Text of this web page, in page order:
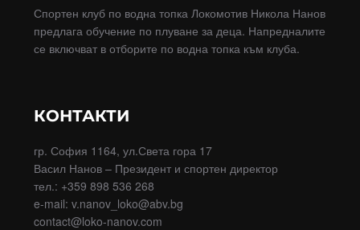
Спортен клуб по водна топка Локомотив Никола Нанов
предлага обучение по плуване за деца. Напредналите
се включват в отборите по водна топка към клуба.
КОНТАКТИ
гр. София 1164, ул.Света гора 17
Васил Нанов – Президент и спортен директор
тел.: +359 898 536 268
e-mail: v.nanov_loko@abv.bg
contact@loko-nanov.com